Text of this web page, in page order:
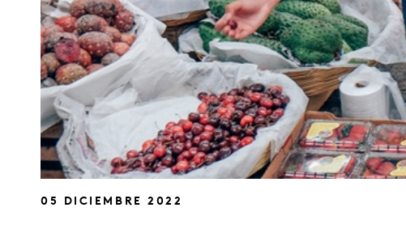
05 DICIEMBRE 2022